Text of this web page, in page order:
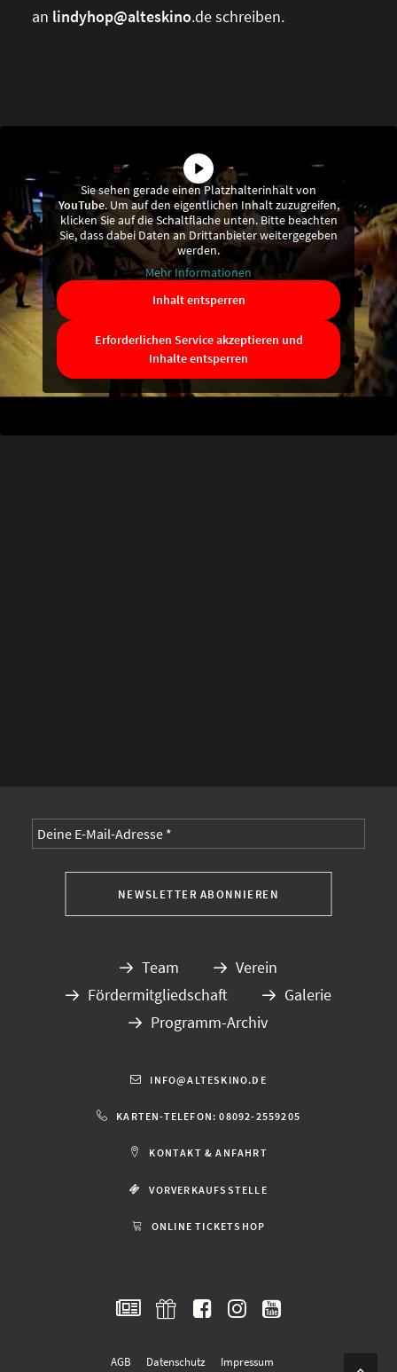
an lindyhop@alteskino.de schreiben.
Sie sehen gerade einen Platzhalterinhalt von
YouTube. Um auf den eigentlichen Inhalt zuzugreifen,
klicken Sie auf die Schaltfläche unten. Bitte beachten
Sie, dass dabei Daten an Drittanbieter weitergegeben
werden.
Mehr Informationen
Inhalt entsperren
Erforderlichen Service akzeptieren und
Inhalte entsperren
Team
Verein
Fördermitgliedschaft
Galerie
Programm-Archiv
INFO@ALTESKINO.DE
KARTEN-TELEFON: 08092-2559205
KONTAKT & ANFAHRT
VORVERKAUFSSTELLE
ONLINE TICKETSHOP
AGB Datenschutz Impressum